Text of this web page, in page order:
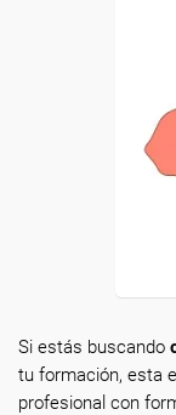
Si estás buscando
tu formación, esta
profesional con